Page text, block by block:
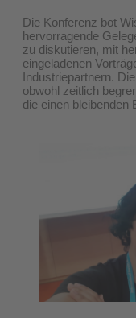
Die Konferenz bot
hervorragende
zu diskutieren, mit
eingeladenen
Industriepartnern.
obwohl zeitlich
die einen bleibenden